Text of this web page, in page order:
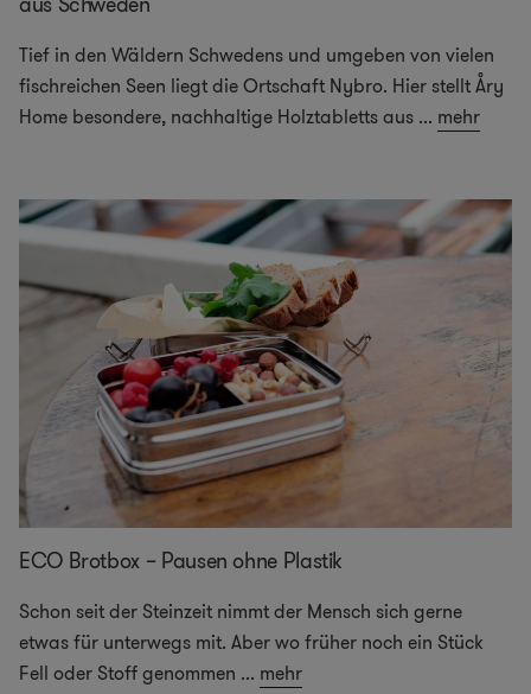
Tief in den Wäldern Schwedens und umgeben von vielen
fischreichen Seen liegt die Ortschaft Nybro. Hier stellt Åry
Home besondere, nachhaltige Holztabletts aus ... mehr
ECO Brotbox – Pausen ohne Plastik
Schon seit der Steinzeit nimmt der Mensch sich gerne
etwas für unterwegs mit. Aber wo früher noch ein Stück
Fell oder Stoff genommen ... mehr